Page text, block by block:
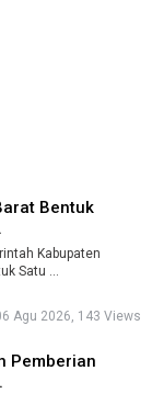
Bentuk
Kabupaten
Satu ...
Agu 2026, 143 Views
Pemberian